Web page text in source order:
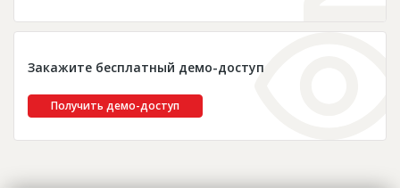
Закажите бесплатный демо-доступ
Получить демо-доступ